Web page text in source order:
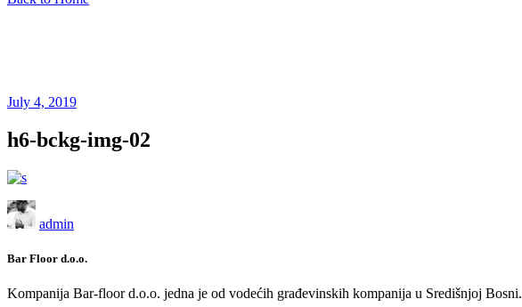
July 4, 2019
h6-bckg-img-02
admin
Bar Floor d.o.o.
Kompanija Bar-floor d.o.o. jedna je od vodećih građevinskih kompanija u Središnjoj Bosni.